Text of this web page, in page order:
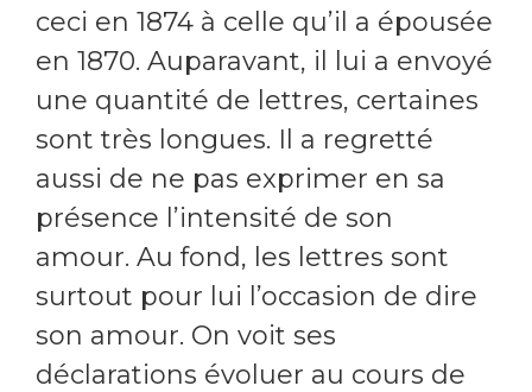
ceci en 1874 à celle qu’il a épousée
en 1870. Auparavant, il lui a envoyé
une quantité de lettres, certaines
sont très longues. Il a regretté
aussi de ne pas exprimer en sa
présence l’intensité de son
amour. Au fond, les lettres sont
surtout pour lui l’occasion de dire
son amour. On voit ses
déclarations évoluer au cours de